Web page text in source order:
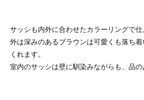
サッシも内外に合わせたカラーリングで仕
外は深みのあるブラウンは可愛くも落ち
くれます。
室内のサッシは壁に馴染みながらも、品の